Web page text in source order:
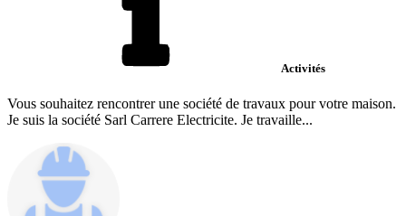
Activités
Vous souhaitez rencontrer une société de travaux pour votre maison.
Je suis la société Sarl Carrere Electricite. Je travaille...